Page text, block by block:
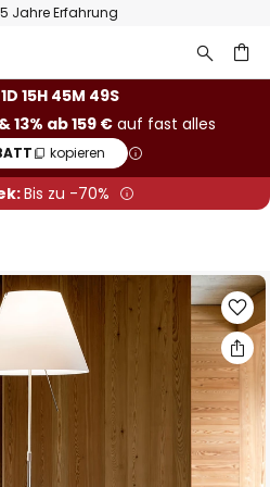
Jahre Erfahrung
15H 45M 48S
13% ab 159 €auf fast alles
kopieren
Bis zu -70%